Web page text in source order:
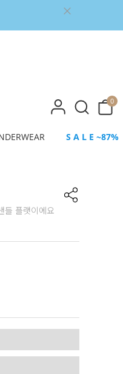
0
S A L E ~87%
들 플랫이에요